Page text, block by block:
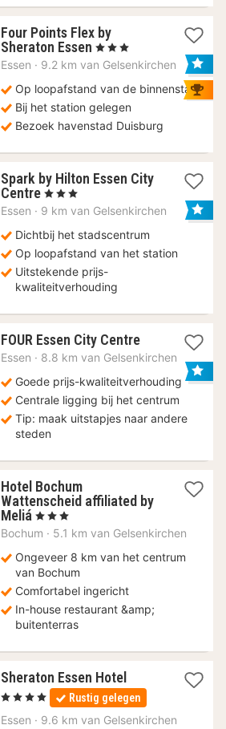
Four Points Flex by
Sheraton Essen 1
nacht
96,60
€
, 3 Sterren
Essen · 9.2 km van Gelsenkirchen
Op loopafstand van de binnenstad
Bij het station gelegen
Bezoek havenstad Duisburg
Spark by Hilton Essen City
Centre 3
nachten
52,15
€
, 3 Sterren
Essen · 9 km van Gelsenkirchen
Dichtbij het stadscentrum
Op loopafstand van het station
Uitstekende prijs-
kwaliteitverhouding
FOUR Essen City Centre3
nachten
52,15
€
Essen · 8.8 km van Gelsenkirchen
Goede prijs-kwaliteitverhouding
Centrale ligging bij het centrum
Tip: maak uitstapjes naar andere
steden
Hotel Bochum
Wattenscheid affiliated by
Meliá 1
nacht
79
€
, 3 Sterren
Bochum · 5.1 km van Gelsenkirchen
Ongeveer 8 km van het centrum
van Bochum
Comfortabel ingericht
In-house restaurant &amp;
buitenterras
Sheraton Essen Hotel3
nachten
vanaf
83,30
, 4 Sterren Rustig gelegen
Essen · 9.6 km van Gelsenkirchen